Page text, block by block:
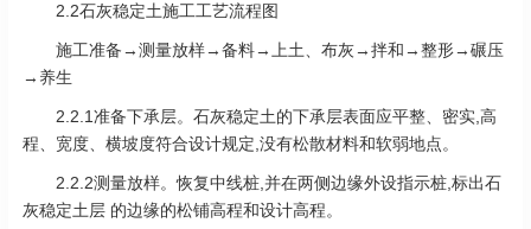
2.2石灰稳定土施工工艺流程图
施工准备→测量放样→备料→上土、布灰→拌和→整形→碾压
→养生
2.2.1准备下承层。石灰稳定土的下承层表面应平整、密实,高
程、宽度、横坡度符合设计规定,没有松散材料和软弱地点。
2.2.2测量放样。恢复中线桩,并在两侧边缘外设指示桩,标出石
灰稳定土层 的边缘的松铺高程和设计高程。